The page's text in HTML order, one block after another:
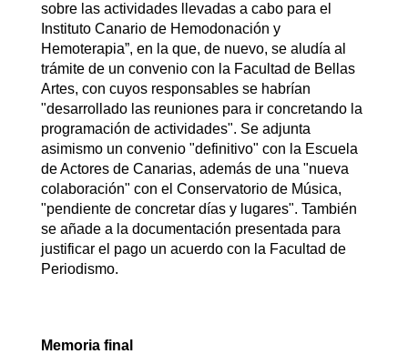
sobre las actividades llevadas a cabo para el
Instituto Canario de Hemodonación y
Hemoterapia”, en la que, de nuevo, se aludía al
trámite de un convenio con la Facultad de Bellas
Artes, con cuyos responsables se habrían
"desarrollado las reuniones para ir concretando la
programación de actividades". Se adjunta
asimismo un convenio "definitivo" con la Escuela
de Actores de Canarias, además de una "nueva
colaboración" con el Conservatorio de Música,
"pendiente de concretar días y lugares". También
se añade a la documentación presentada para
justificar el pago un acuerdo con la Facultad de
Periodismo.
Memoria final